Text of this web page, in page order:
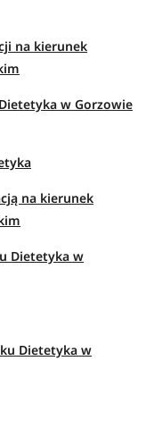
na kierunek
w Gorzowie
na kierunek
Dietetyka w
Dietetyka w